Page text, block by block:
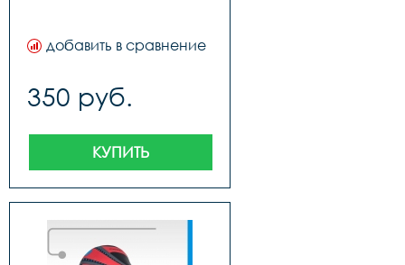
добавить в сравнение
350 руб.
КУПИТЬ